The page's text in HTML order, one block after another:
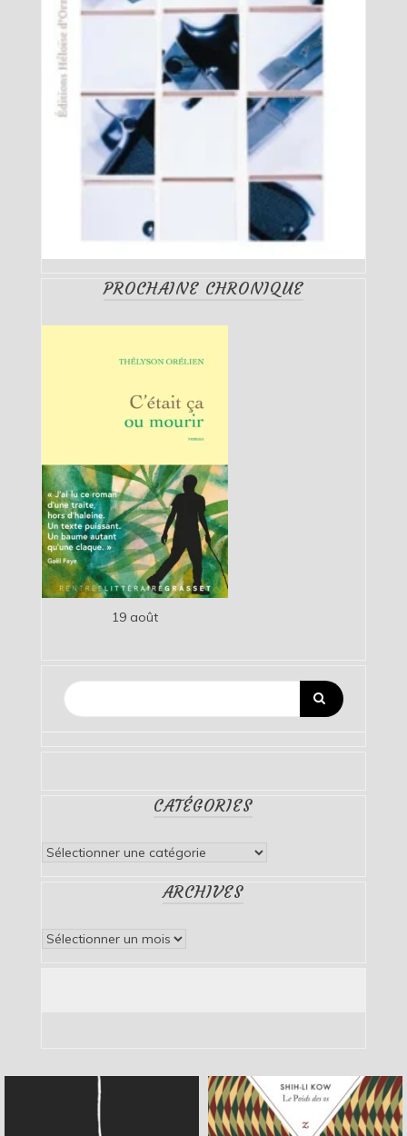
PROCHAINE CHRONIQUE
19 août
CATÉGORIES
Catégories
ARCHIVES
Archives